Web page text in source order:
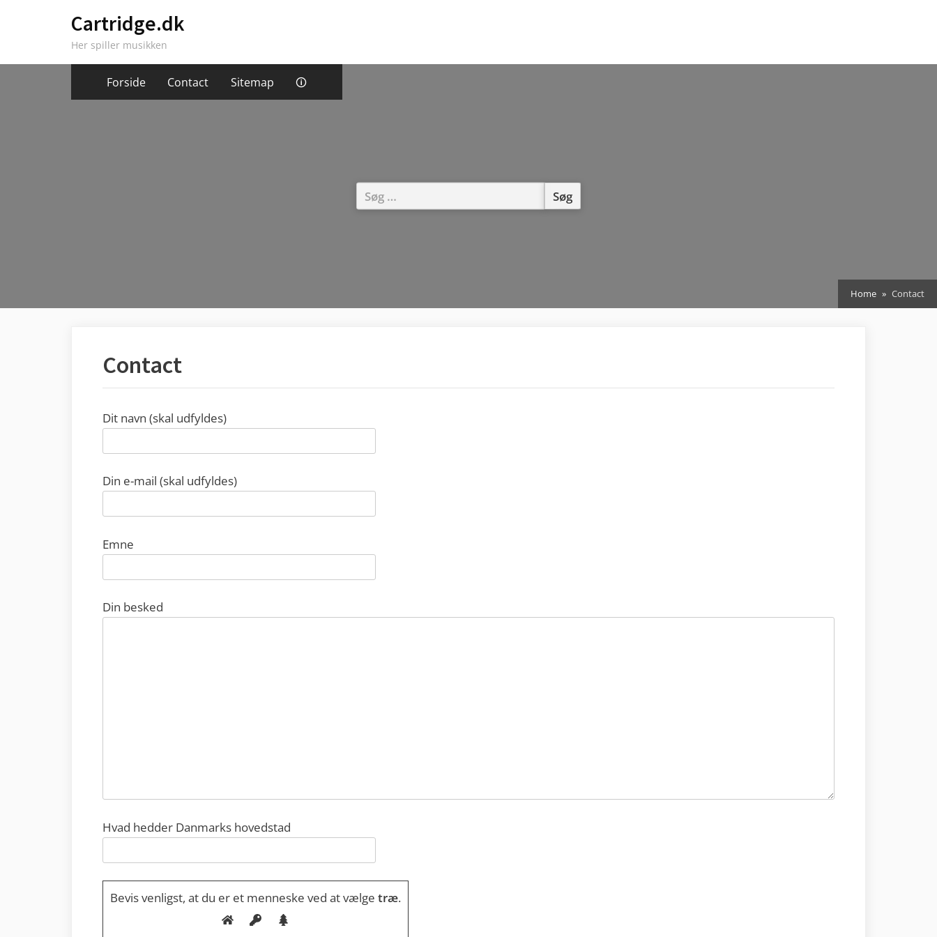
Cartridge.dk
Her spiller musikken
Forside Contact Sitemap 🛈
Søg
efter:
Home Contact
Contact
Dit navn (skal udfyldes)
Din e-mail (skal udfyldes)
Emne
Din besked
Hvad hedder Danmarks hovedstad
Please leave this field empty.
Bevis venligst, at du er et menneske ved at vælge træ.